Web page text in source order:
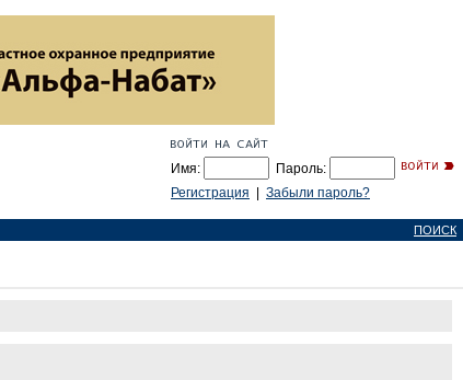
Имя:
Пароль:
Регистрация
Забыли пароль?
ПОИСК